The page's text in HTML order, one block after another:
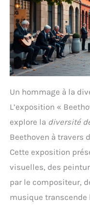
Un hommage à la
L’exposition «
explore la diversité
Beethoven à travers
Cette exposition
visuelles, des
par le compositeur,
musique transcende